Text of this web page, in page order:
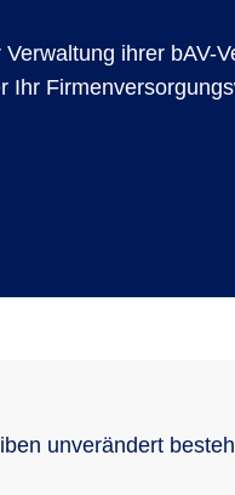
ihrer
Ihr
unverändert